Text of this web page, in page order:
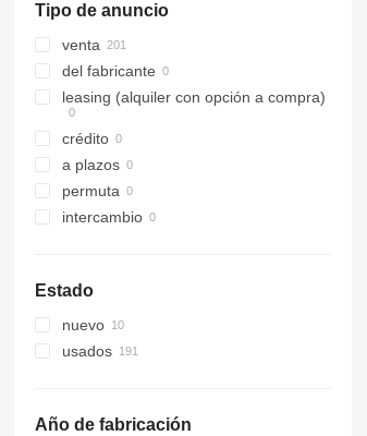
Tipo de anuncio
venta
del fabricante
leasing (alquiler con opción a compra)
crédito
a plazos
permuta
intercambio
Estado
nuevo
usados
Año de fabricación